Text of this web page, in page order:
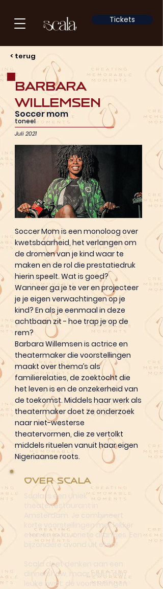
Tickets
< terug
Barbara
Willemsen
Soccer mom
toneel
Juli 2021
Soccer Mom is een monoloog over
kwetsbaarheid, het verlangen om
de dromen van je kind waar te
maken en de rol die prestatiedruk
hierin speelt. Wat is goed?
Wanneer ga je te ver en projecteer
je je eigen verwachtingen op je
kind? En als je eenmaal in deze
achtbaan zit - hoe trap je op de
rem?
Barbara Willemsen is actrice en
theatermaker die voorstellingen
maakt over thema’s als
familierelaties, de zoektocht die
het leven is en de onzekerheid van
de toekomst. Middels haar werk als
theatermaker doet ze onderzoek
naar niet-westerse
theatervormen, die ze vertolkt
middels rituelen vanuit haar eigen
Nigeriaanse roots.
Over Scala
Scala is een uniek
theaterrestaurant in
Amsterdam. Je combineert
korte voorstellingen met lekker
eten én je favoriete drankjes. Een
bijzondere avond uit eten!
Scala doet denken aan een
dinnershow, maar heeft een
leuke twist: de voorstellingen